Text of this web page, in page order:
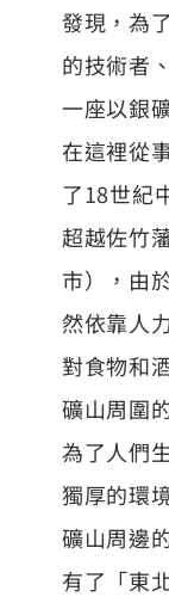
發現，為
的技術者
一座以銀
在這裡從
了18世紀
超越佐竹
市），由
然依靠人
對食物和
礦山周圍
為了人們
獨厚的環
礦山周邊
有了「東